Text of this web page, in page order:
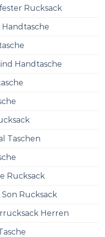
Rucksack
Handtasche
Handtasche
Taschen
Rucksack
Rucksack
Herren